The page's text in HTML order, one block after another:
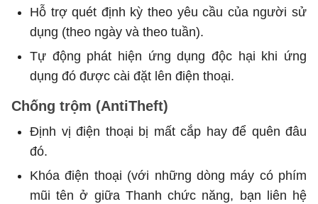
Hỗ trợ quét định kỳ theo yêu cầu của người sử
dụng (theo ngày và theo tuần).
Tự động phát hiện ứng dụng độc hại khi ứng
dụng đó được cài đặt lên điện thoại.
Chống trộm (AntiTheft)
Định vị điện thoại bị mất cắp hay để quên đâu
đó.
Khóa điện thoại (với những dòng máy có phím
mũi tên ở giữa Thanh chức năng, bạn liên hệ